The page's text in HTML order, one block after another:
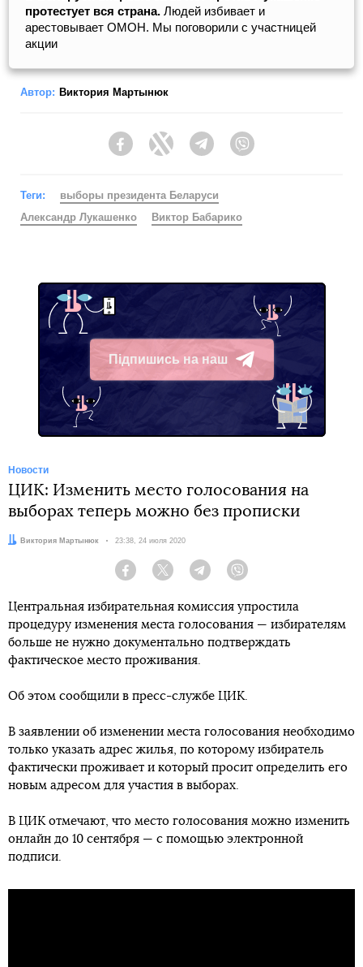
протестует вся страна. Людей избивает и
арестовывает ОМОН. Мы поговорили с участницей
акции
Автор: Виктория Мартынюк
FacebookTwitter Telegram
Теги:
выборы президента Беларуси
Александр Лукашенко
Виктор Бабарико
Підпишись на наш
Telegram
Новости
ЦИК: Изменить место голосования на
выборах теперь можно без прописки
Автор:Виктория Мартынюк Дата:
23:38, 24 июля 2020
Facebook Twitter Telegram
Центральная избирательная комиссия упростила
процедуру изменения места голосования — избирателям
больше не нужно документально подтверждать
фактическое место проживания.
Об этом сообщили в пресс-службе ЦИК.
В заявлении об изменении места голосования необходимо
только указать адрес жилья, по которому избиратель
фактически проживает и который просит определить его
новым адресом для участия в выборах.
В ЦИК отмечают, что место голосования можно изменить
онлайн до 10 сентября — с помощью электронной
подписи.